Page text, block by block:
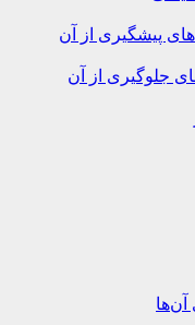
پیشگیری از آن
جلوگیری از آن
آن‌ها